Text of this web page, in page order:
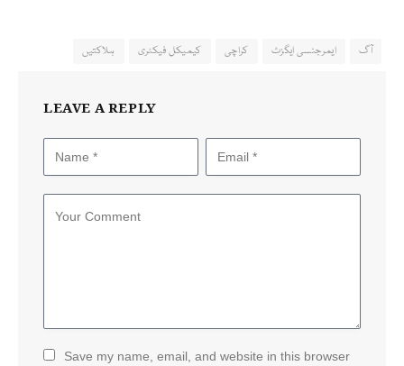
آگ ایمرجنسی ایگزٹ کراچی کیمیکل فیکٹری ہلاکتیں
LEAVE A REPLY
Save my name, email, and website in this browser